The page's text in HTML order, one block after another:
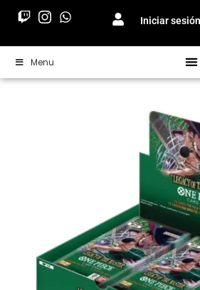
Iniciar sesión
Menu